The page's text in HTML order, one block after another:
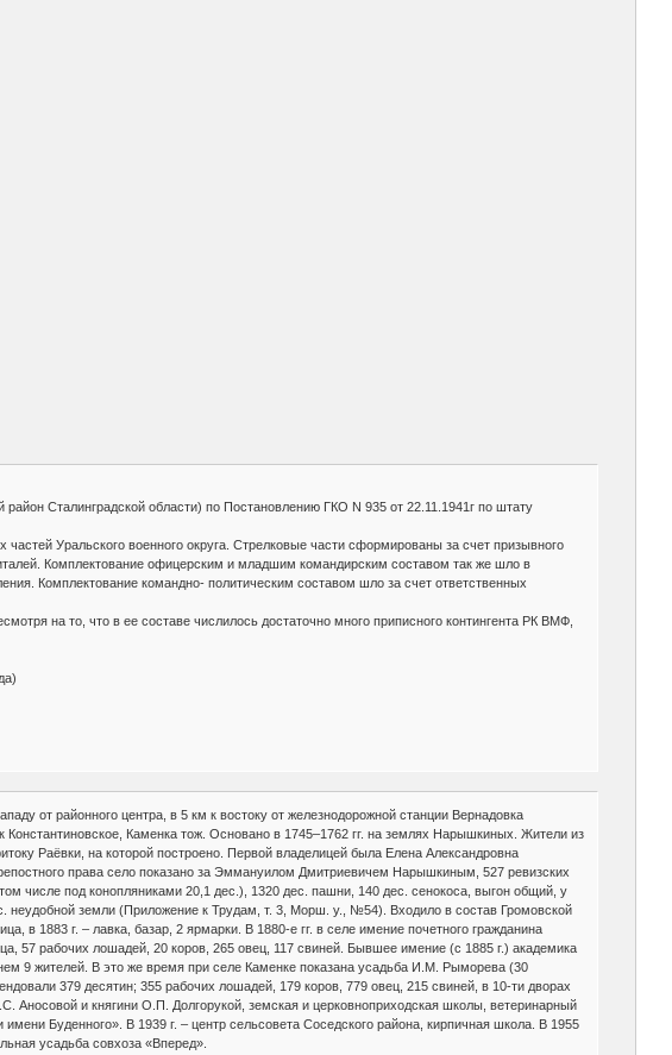
Сталинградской области) по Постановлению ГКО N 935 от 22.11.1941г по штату
Уральского военного округа. Стрелковые части сформированы за счет призывного
Комплектование офицерским и младшим командирским составом так же шло в
Комплектование командно- политическим составом шло за счет ответственных
на то, что в ее составе числилось достаточно много приписного контингента РК ВМФ,
от районного центра, в 5 км к востоку от железнодорожной станции Вернадовка
Каменка тож. Основано в 1745–1762 гг. на землях Нарышкиных. Жители из
Раёвки, на которой построено. Первой владелицей была Елена Александровна
права село показано за Эммануилом Дмитриевичем Нарышкиным, 527 ревизских
числе под конопляниками 20,1 дес.), 1320 дес. пашни, 140 дес. сенокоса, выгон общий, у
неудобной земли (Приложение к Трудам, т. 3, Морш. у., №54). Входило в состав Громовской
в 1883 г. – лавка, базар, 2 ярмарки. В 1880-е гг. в селе имение почетного гражданина
57 рабочих лошадей, 20 коров, 265 овец, 117 свиней. Бывшее имение (с 1885 г.) академика
9 жителей. В это же время при селе Каменке показана усадьба И.М. Рыморева (30
379 десятин; 355 рабочих лошадей, 179 коров, 779 овец, 215 свиней, в 10-ти дворах
и княгини О.П. Долгорукой, земская и церковноприходская школы, ветеринарный
Буденного». В 1939 г. – центр сельсовета Соседского района, кирпичная школа. В 1955
усадьба совхоза «Вперед».